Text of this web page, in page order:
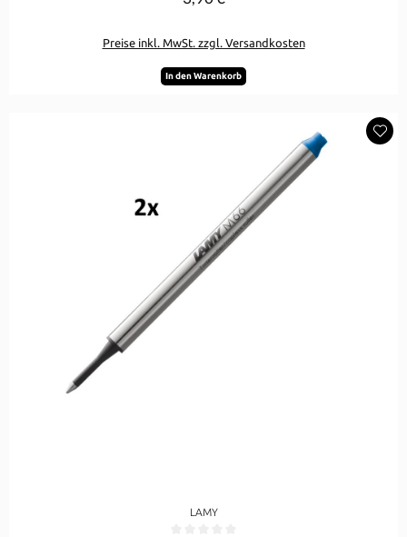
Preise inkl. MwSt. zzgl. Versandkosten
In den Warenkorb
LAMY